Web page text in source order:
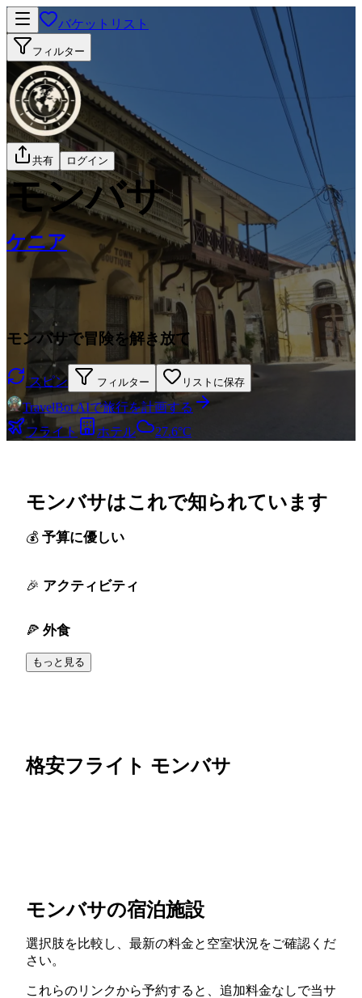
バケットリスト
フィルター
共有 ログイン
モンバサ
ケニア
モンバサで冒険を解き放て
スピン フィルター リストに保存
TravelBot AIで旅行を計画する
フライト
ホテル 27.6°C
モンバサはこれで知られています
予算に優しい
アクティビティ
外食
もっと見る
格安フライト モンバサ
モンバサの宿泊施設
選択肢を比較し、最新の料金と空室状況をご確認くだ
さい。
これらのリンクから予約すると、追加料金なしで当サ